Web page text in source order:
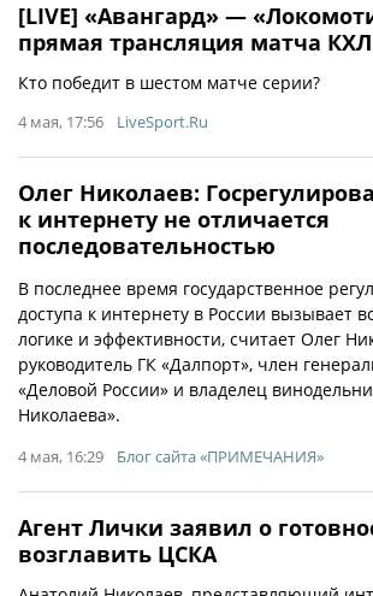
[LIVE] «Авангард» —
прямая трансляция матча КХЛ
Кто победит в шестом матче серии?
4 мая, 17:56 LiveSport.Ru
Олег Николаев:
к интернету не отличается
последовательностью
В последнее время государственное
доступа к интернету в России вызывает
логике и эффективности, считает Олег
руководитель ГК «Далпорт», член
«Деловой России» и владелец
Николаева».
4 мая, 16:29 Блог сайта «ПРИМЕЧАНИЯ»
Агент Лички заявил о
возглавить ЦСКА